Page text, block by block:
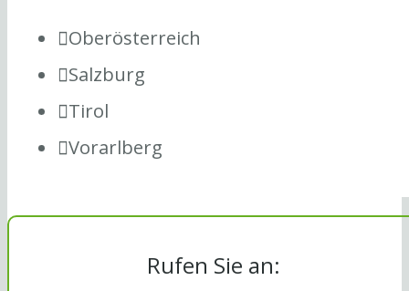
Oberösterreich
Salzburg
Tirol
Vorarlberg
Rufen Sie an: